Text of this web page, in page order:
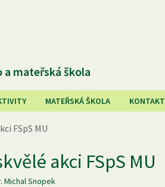
mateřská škola
MATEŘSKÁ ŠKOLA KONTAKT
FSpS MU
akci FSpS MU
Michal Snopek